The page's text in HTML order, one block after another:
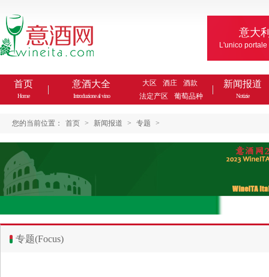
意大
L'unico
首页
Home
意酒大全
Introduzione al vino
大区 酒庄
酒款
法定产区
葡萄品种
新闻报道
Notizie
您的当前位置： 首页 > 新闻报道 > 专题 >
专题(Focus)